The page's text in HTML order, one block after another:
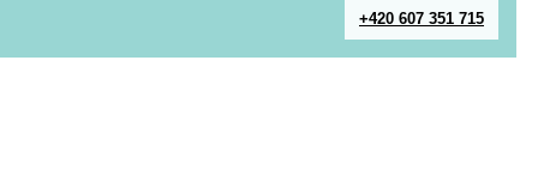
+420 607 351 715